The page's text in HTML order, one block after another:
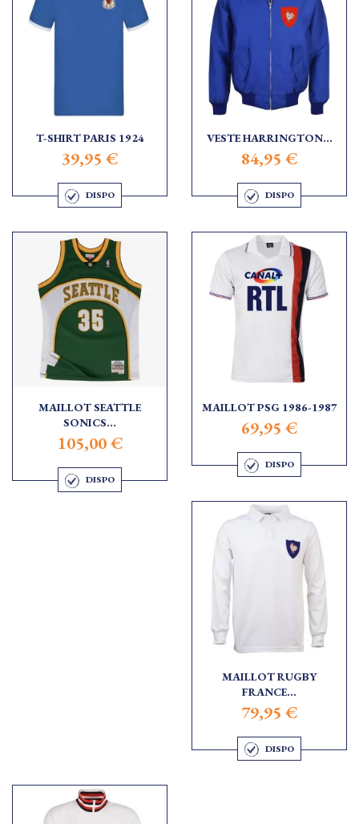
T-SHIRT PARIS 1924
39,95 €
DISPO
VESTE HARRINGTON...
84,95 €
DISPO
MAILLOT SEATTLE
SONICS...
105,00 €
DISPO
MAILLOT PSG 1986-1987
69,95 €
DISPO
MAILLOT RUGBY
FRANCE...
79,95 €
DISPO